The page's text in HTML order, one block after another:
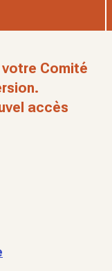
Comité
accès